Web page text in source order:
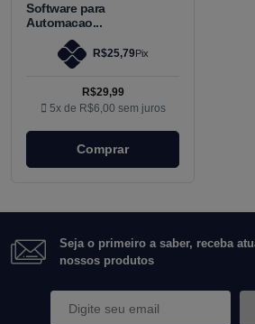
Software para
Automacao...
R$25,79Pix
R$29,99
5x de R$6,00 sem juros
Comprar
Seja o primeiro a saber, receba
nossos produtos